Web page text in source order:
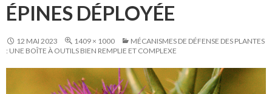
ÉPINES DÉPLOYÉE
12 MAI 2023 1409 × 1000
MÉCANISMES DE DÉFENSE DES PLANTES
: UNE BOÎTE À OUTILS BIEN REMPLIE ET COMPLEXE